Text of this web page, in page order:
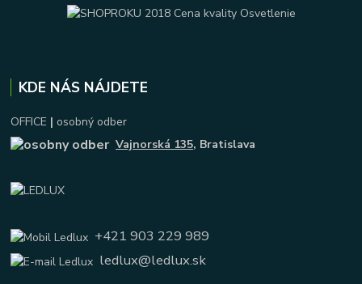
KDE NÁS NÁJDETE
OFFICE | osobný odber
Vajnorská 135, Bratislava
+421 903 229 989
ledlux@ledlux.sk